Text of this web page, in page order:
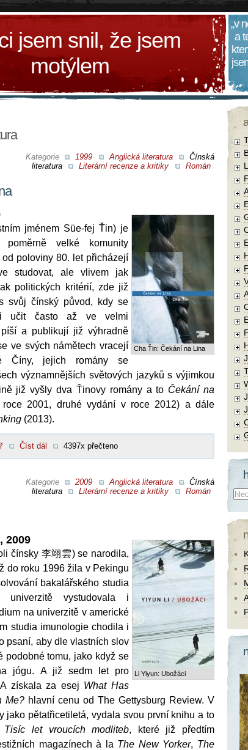
jsem snil, že jsem
motýlem
„v
a
Kategorie 1999 Anglická literatura
Čínská
literatura
Literární recenze a kritiky Román
Cha Ťin: Čekání na Lina
jménem Süe-fej Ťin) je
poměrně velké komunity
poloviny 80. let přicházejí
studovat, ale vlivem jak
politických kritérií, zde již
svůj čínský původ, kdy se
učit často až ve velmi
a publikují již výhradně
ve svých námětech vracejí
Číny, jejich romány se
významnějších světových jazyků s výjimkou
již vyšly dva Ťinovy romány a to Čekání na
roce 2001, druhé vydání v roce 2012) a dále
(2013).
Číst dál 4397x přečteno
Kategorie 2009 Anglická literatura
Čínská
literatura
Literární recenze a kritiky Román
Li Yiyun: Ubožáci
2009
čínsky 李翊雲) se narodila,
do roku 1996 žila v Pekingu
bakalářského studia
univerzitě vystudovala i
na univerzitě v americké
studia imunologie chodila i
psaní, aby dle vlastních slov
podobné tomu, jako když se
jógu. A již sedm let pro
získala za esej What Has
Me? hlavní cenu od The Gettysburg Review. V
jako pětatřicetiletá, vydala svou první knihu a to
Tisíc let vroucích modliteb, které již předtím
magazínech à la The New Yorker, The
Co